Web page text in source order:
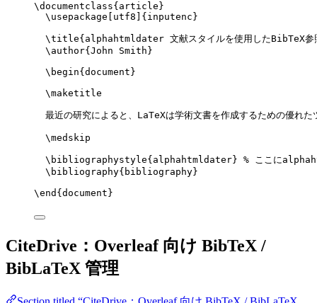
\documentclass{ article }
\usepackage
utf8 ]{ inputenc }
\title{alphahtmldater 文献スタイルを使用したBibTeX参
\author{John Smith}
\begin{ document }
\maketitle
最近の研究によると、LaTeXは学術文書を作成するための優れ
\medskip
\bibliographystyle{alphahtmldater} % ここに
\bibliography{bibliography}
\end { document }
CiteDrive：Overleaf 向け BibTeX /
BibLaTeX 管理